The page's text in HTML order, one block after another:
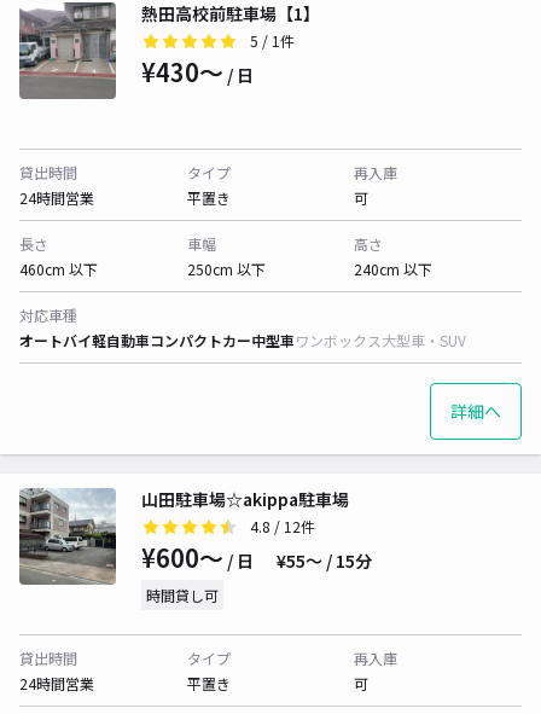
熱田高校前駐車場【1】
5 / 1件
¥430〜 / 日
貸出時間
24時間営業
タイプ
平置き
再入庫
可
長さ
460cm 以下
車幅
250cm 以下
高さ
240cm 以下
対応車種
オートバイ軽自動車コンパクトカー中型車ワンボックス大型車・SUV
詳細へ
山田駐車場☆akippa駐車場
4.8 / 12件
¥600〜 / 日 ¥55〜 / 15分
時間貸し可
貸出時間
24時間営業
タイプ
平置き
再入庫
可